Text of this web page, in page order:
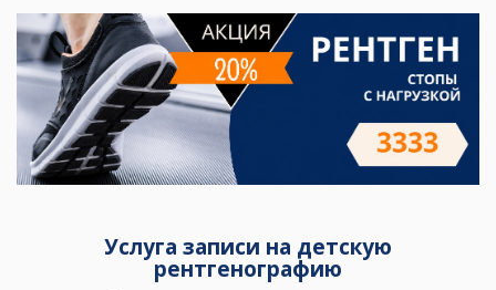
Услуга записи на детскую
рентгенографию